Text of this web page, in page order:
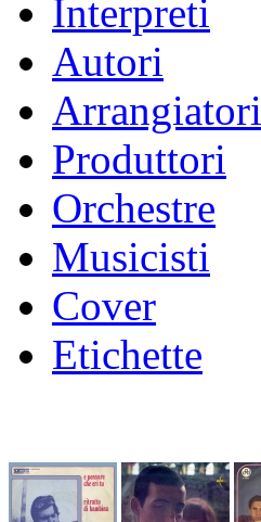
Interpreti
Autori
Arrangiatori
Produttori
Orchestre
Musicisti
Cover
Etichette